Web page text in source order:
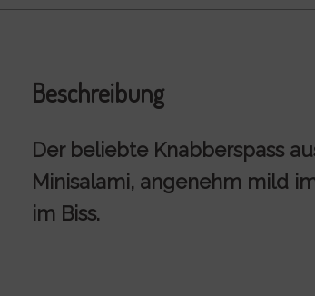
Beschreibung
Der beliebte Knabberspass
Minisalami, angenehm mild
im Biss.